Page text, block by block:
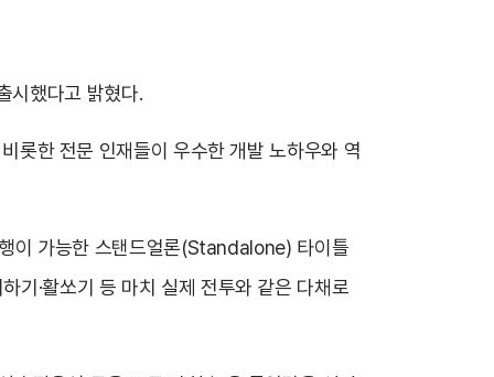
시했다고 밝혔다.
롯한 전문 인재들이 우수한 개발 노하우와 역
이 가능한 스탠드얼론(Standalone) 타이틀
기·활쏘기 등 마치 실제 전투와 같은 다채로